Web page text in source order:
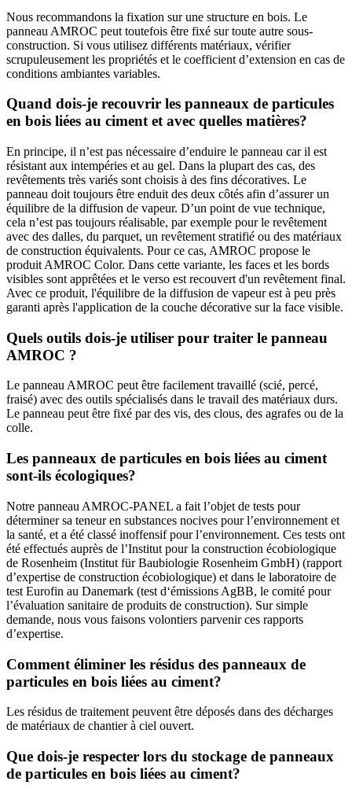
Nous recommandons la fixation sur une structure en bois. Le
panneau AMROC peut toutefois être fixé sur toute autre sous-
construction. Si vous utilisez différents matériaux, vérifier
scrupuleusement les propriétés et le coefficient d’extension en cas de
conditions ambiantes variables.
Quand dois-je recouvrir les panneaux de particules
en bois liées au ciment et avec quelles matières?
En principe, il n’est pas nécessaire d’enduire le panneau car il est
résistant aux intempéries et au gel. Dans la plupart des cas, des
revêtements très variés sont choisis à des fins décoratives. Le
panneau doit toujours être enduit des deux côtés afin d’assurer un
équilibre de la diffusion de vapeur. D’un point de vue technique,
cela n’est pas toujours réalisable, par exemple pour le revêtement
avec des dalles, du parquet, un revêtement stratifié ou des matériaux
de construction équivalents. Pour ce cas, AMROC propose le
produit AMROC Color. Dans cette variante, les faces et les bords
visibles sont apprêtées et le verso est recouvert d'un revêtement final.
Avec ce produit, l'équilibre de la diffusion de vapeur est à peu près
garanti après l'application de la couche décorative sur la face visible.
Quels outils dois-je utiliser pour traiter le panneau
AMROC ?
Le panneau AMROC peut être facilement travaillé (scié, percé,
fraisé) avec des outils spécialisés dans le travail des matériaux durs.
Le panneau peut être fixé par des vis, des clous, des agrafes ou de la
colle.
Les panneaux de particules en bois liées au ciment
sont-ils écologiques?
Notre panneau AMROC-PANEL a fait l’objet de tests pour
déterminer sa teneur en substances nocives pour l’environnement et
la santé, et a été classé inoffensif pour l’environnement. Ces tests ont
été effectués auprès de l’Institut pour la construction écobiologique
de Rosenheim (Institut für Baubiologie Rosenheim GmbH) (rapport
d’expertise de construction écobiologique) et dans le laboratoire de
test Eurofin au Danemark (test d‘émissions AgBB, le comité pour
l’évaluation sanitaire de produits de construction). Sur simple
demande, nous vous faisons volontiers parvenir ces rapports
d’expertise.
Comment éliminer les résidus des panneaux de
particules en bois liées au ciment?
Les résidus de traitement peuvent être déposés dans des décharges
de matériaux de chantier à ciel ouvert.
Que dois-je respecter lors du stockage de panneaux
de particules en bois liées au ciment?